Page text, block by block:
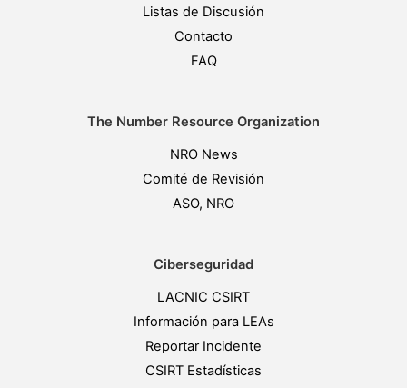
Listas de Discusión
Contacto
FAQ
The Number Resource Organization
NRO News
Comité de Revisión
ASO, NRO
Ciberseguridad
LACNIC CSIRT
Información para LEAs
Reportar Incidente
CSIRT Estadísticas